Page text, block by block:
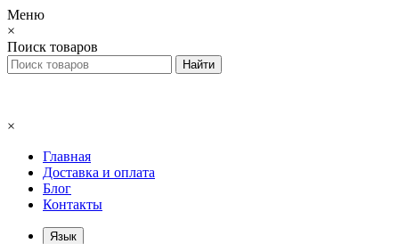
Меню
×
Поиск товаров
×
Главная
Доставка и оплата
Блог
Контакты
Язык